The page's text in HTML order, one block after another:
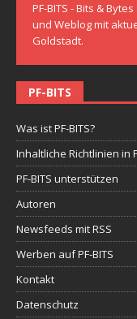
PF-BITS - Bits &
und Weblog mit
Goldstadt.
PF-BITS
Was ist PF-BITS?
Inhaltliche Richtlinien in
PF-BITS unterstützen
Autoren
Newsfeeds mit RSS
Werben auf PF-BITS
Kontakt
Datenschutz